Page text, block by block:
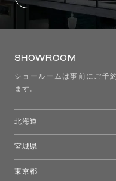
SHOWROOM
ショールームは事前にご予
ます。
北海道
宮城県
東京都